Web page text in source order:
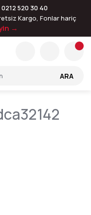
0212 520 30 40
Kargo, Fonlar hariç
→
ARA